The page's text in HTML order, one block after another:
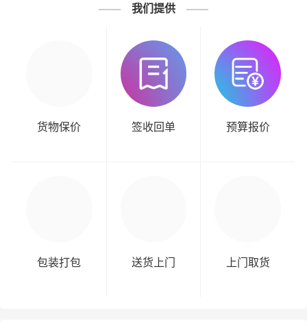
我们提供
货物保价 签收回单 预算报价
包装打包 送货上门 上门取货